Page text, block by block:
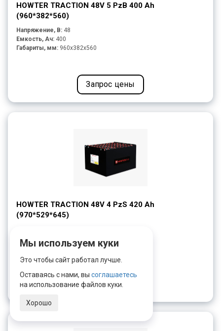
HOWTER TRACTION 48V 5 PzB 400 Ah
(960*382*560)
Напряжение, В: 48
Емкость, Ач: 400
Габариты, мм: 960x382x560
Запрос цены
HOWTER TRACTION 48V 4 PzS 420 Ah
(970*529*645)
Емкость, Ач:
Габариты, мм:960x529x575
Запрос цены
Мы используем куки
Это чтобы сайт работал лучше.
Оставаясь с нами, вы соглашаетесь
на использование файлов куки.
Хорошо